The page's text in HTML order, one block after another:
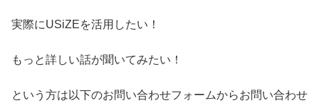
実際にUSiZEを活用したい！
もっと詳しい話が聞いてみたい！
という方は以下のお問い合わせフォームからお問い合わせ